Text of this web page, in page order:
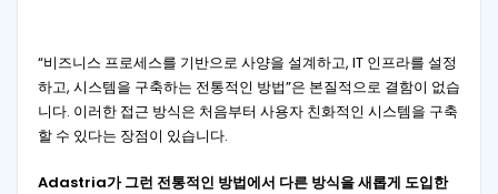
“비즈니스 프로세스를 기반으로 사양을 설계하고, IT 인프라를 설정
하고, 시스템을 구축하는 전통적인 방법”은 본질적으로 결함이 없습
니다. 이러한 접근 방식은 처음부터 사용자 친화적인 시스템을 구축
할 수 있다는 장점이 있습니다.
Adastria가 그런 전통적인 방법에서 다른 방식을 새롭게 도입한